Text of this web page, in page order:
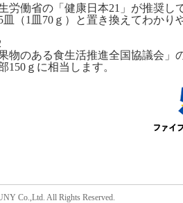
労働省の「健康日本21」が推奨し
皿（1皿70ｇ）と置き換えてわかり
果物のある食生活推進全国協議会
150ｇに相当します。
Co.,Ltd. All Rights Reserved.